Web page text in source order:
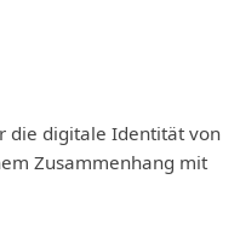
die digitale Identität von
Zusammenhang mit